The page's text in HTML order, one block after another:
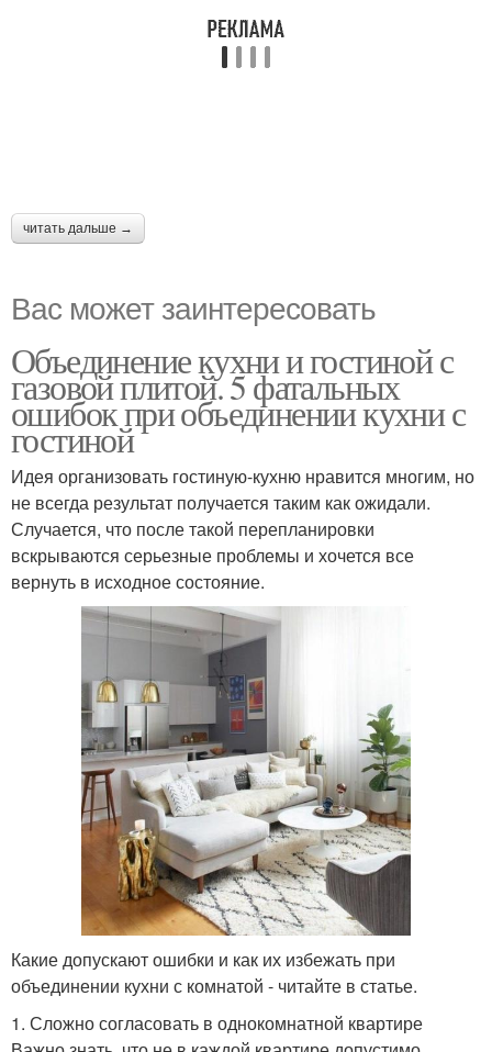
читать дальше →
Вас может заинтересовать
Объединение кухни и гостиной с
газовой плитой. 5 фатальных
ошибок при объединении кухни с
гостиной
Идея организовать гостиную-кухню нравится многим, но
не всегда результат получается таким как ожидали.
Случается, что после такой перепланировки
вскрываются серьезные проблемы и хочется все
вернуть в исходное состояние.
Какие допускают ошибки и как их избежать при
объединении кухни с комнатой - читайте в статье.
1. Сложно согласовать в однокомнатной квартире